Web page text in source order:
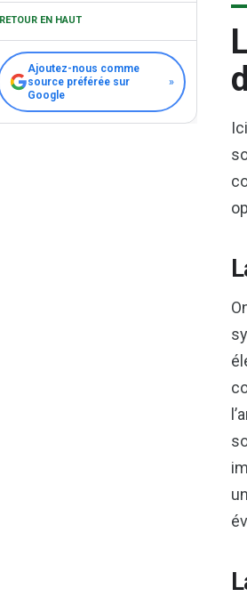
RETOUR EN HAUT
Ajoutez-nous comme
source préférée sur
Google
»